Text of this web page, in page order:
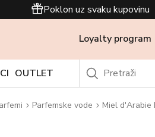
Poklon uz svaku kupovinu
Loyalty program
OUTLET
Parfemske vode Miel d'Arabie